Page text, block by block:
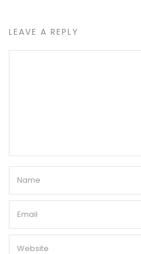
LEAVE A REPLY